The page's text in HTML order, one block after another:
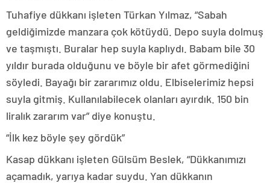
Tuhafiye dükkanı işleten Türkan Yılmaz, “Sabah
geldiğimizde manzara çok kötüydü. Depo suyla dolmuş
ve taşmıştı. Buralar hep suyla kaplıydı. Babam bile 30
yıldır burada olduğunu ve böyle bir afet görmediğini
söyledi. Bayağı bir zararımız oldu. Elbiselerimiz hepsi
suyla gitmiş. Kullanılabilecek olanları ayırdık. 150 bin
liralık zararım var” diye konuştu.
“İlk kez böyle şey gördük”
Kasap dükkanı işleten Gülsüm Beslek, “Dükkanımızı
açamadık, yarıya kadar suydu. Yan dükkanın